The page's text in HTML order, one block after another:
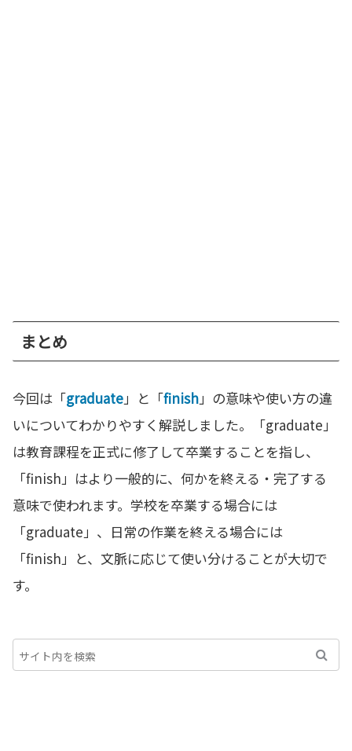
まとめ
今回は「graduate」と「finish」の意味や使い方の違
いについてわかりやすく解説しました。「graduate」
は教育課程を正式に修了して卒業することを指し、
「finish」はより一般的に、何かを終える・完了する
意味で使われます。学校を卒業する場合には
「graduate」、日常の作業を終える場合には
「finish」と、文脈に応じて使い分けることが大切で
す。